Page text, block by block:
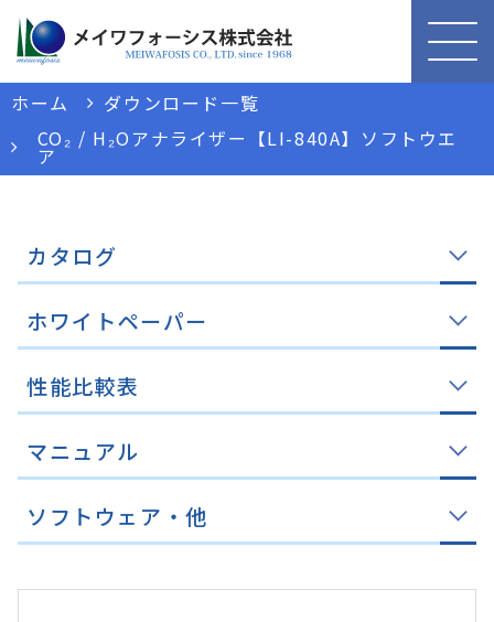
ホーム
ダウンロード一覧
CO₂ / H₂Oアナライザー【LI-840A】ソフトウエ
ア
カタログ
ホワイトペーパー
性能比較表
マニュアル
ソフトウェア・他